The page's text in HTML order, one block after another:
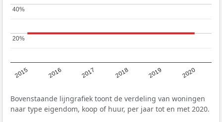
2015 2016 2017 2018 2019 2020
20%
20%
40%
40%
Bovenstaande lijngrafiek toont de verdeling van woningen
naar type eigendom, koop of huur, per jaar tot en met 2020.